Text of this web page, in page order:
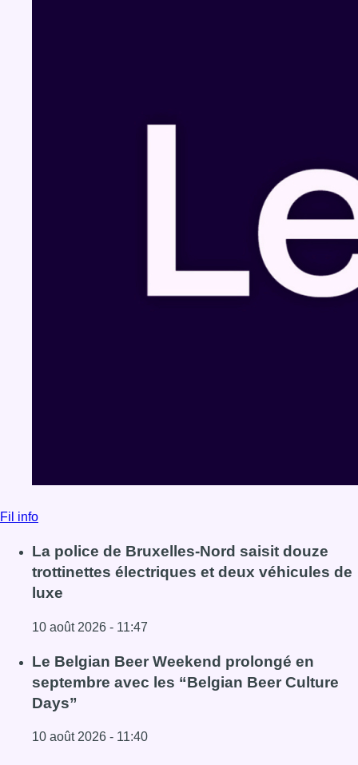
Fil info
La police de Bruxelles-Nord saisit douze
trottinettes électriques et deux véhicules de
luxe
10 août 2026 - 11:47
Lire l'article La police de Bruxelles-Nord saisit douze
Le Belgian Beer Weekend prolongé en
septembre avec les “Belgian Beer Culture
Days”
10 août 2026 - 11:40